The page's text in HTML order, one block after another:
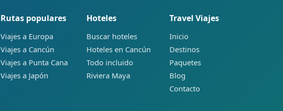
Rutas populares
Viajes a Europa
Viajes a Cancún
Viajes a Punta Cana
Viajes a Japón
Hoteles
Buscar hoteles
Hoteles en Cancún
Todo incluido
Riviera Maya
Travel Viajes
Inicio
Destinos
Paquetes
Blog
Contacto